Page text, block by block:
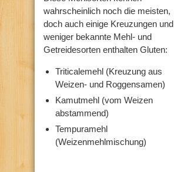
wahrscheinlich noch die meisten,
doch auch einige Kreuzungen und
weniger bekannte Mehl- und
Getreidesorten enthalten Gluten:
Triticalemehl (Kreuzung aus
Weizen- und Roggensamen)
Kamutmehl (vom Weizen
abstammend)
Tempuramehl
(Weizenmehlmischung)